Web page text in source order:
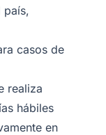
país,
casos de
realiza
hábiles
en